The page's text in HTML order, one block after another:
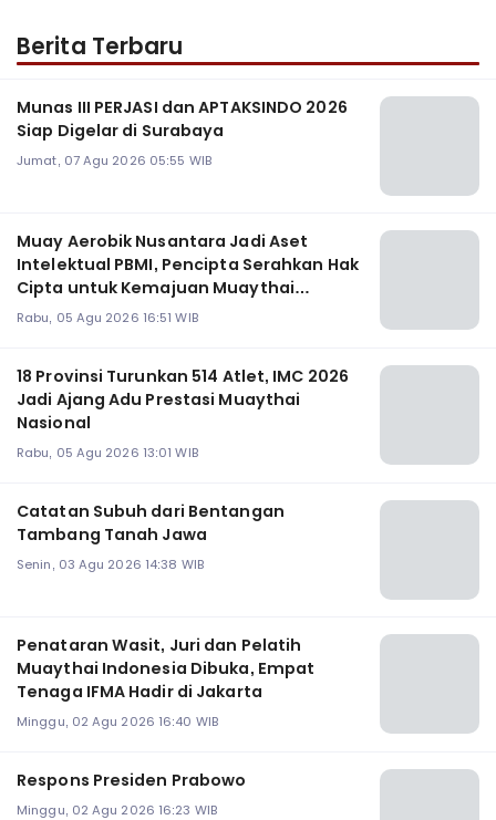
Berita Terbaru
Munas III PERJASI dan APTAKSINDO 2026
Siap Digelar di Surabaya
Jumat, 07 Agu 2026 05:55 WIB
Muay Aerobik Nusantara Jadi Aset
Intelektual PBMI, Pencipta Serahkan Hak
Cipta untuk Kemajuan Muaythai
Indonesia
Rabu, 05 Agu 2026 16:51 WIB
18 Provinsi Turunkan 514 Atlet, IMC 2026
Jadi Ajang Adu Prestasi Muaythai
Nasional
Rabu, 05 Agu 2026 13:01 WIB
Catatan Subuh dari Bentangan
Tambang Tanah Jawa
Senin, 03 Agu 2026 14:38 WIB
Penataran Wasit, Juri dan Pelatih
Muaythai Indonesia Dibuka, Empat
Tenaga IFMA Hadir di Jakarta
Minggu, 02 Agu 2026 16:40 WIB
Respons Presiden Prabowo
Minggu, 02 Agu 2026 16:23 WIB